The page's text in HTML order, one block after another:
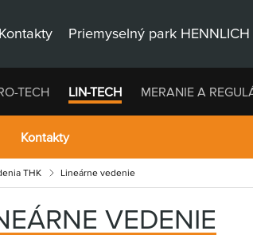
Kontakty Priemyselný park HENNLICH
TECH LIN-TECH MERANIE A
Kontakty
THK Lineárne vedenie
VEDENIE